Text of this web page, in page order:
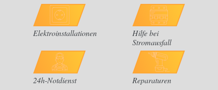
Elektroinstallationen
Hilfe bei
Stromausfall
24h-Notdienst Reparaturen